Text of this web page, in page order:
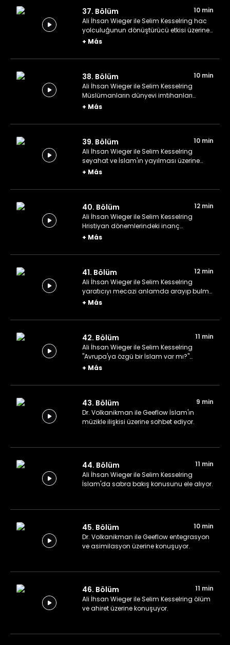
37. Bölüm
10 min
Ali İhsan Wieger ile Selim Kesselring hac
yolculuğunun dönüştürücü etkisi üzerine
konuşuyor.
+ Más
38. Bölüm
10 min
Ali İhsan Wieger ile Selim Kesselring
Müslümanların dünyevi imtihanları
üzerine konuşuyor.
+ Más
39. Bölüm
10 min
Ali İhsan Wieger ile Selim Kesselring
seyahat ve İslam'ın yayılması üzerine
konuşuyorlar.
+ Más
40. Bölüm
12 min
Ali İhsan Wieger ile Selim Kesselring
Hristiyan dönemlerindeki inanç
pratiklerinden bahsediyorlar.
+ Más
41. Bölüm
12 min
Ali İhsan Wieger ile Selim Kesselring
yaratıcıyı mecazi anlamda arayıp bulma
üzerine konuşuyor.
+ Más
42. Bölüm
11 min
Ali İhsan Wieger ile Selim Kesselring
"Avrupa'ya özgü bir İslam var mı?"
sorusuna yanıt arıyor.
+ Más
43. Bölüm
9 min
Dr. Volkanikman ile Geeflow İslam'ın
müzikle ilişkisi üzerine sohbet ediyor.
44. Bölüm
11 min
Ali İhsan Wieger ile Selim Kesselring
İslam'da sabra bakış konusunu ele alıyor.
45. Bölüm
10 min
Dr. Volkanikman ile Geeflow entegrasyon
ve asimilasyon üzerine konuşuyor.
46. Bölüm
11 min
Ali İhsan Wieger ile Selim Kesselring ölüm
ve ahiret üzerine konuşuyor.